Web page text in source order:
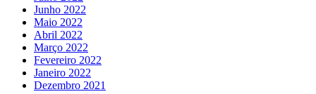
Junho 2022
Maio 2022
Abril 2022
Março 2022
Fevereiro 2022
Janeiro 2022
Dezembro 2021